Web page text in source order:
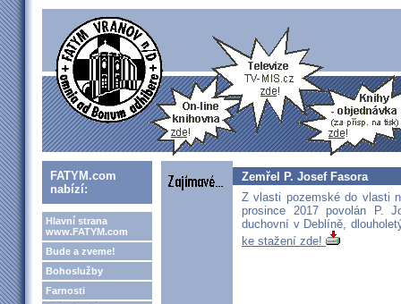
FATYM.com
nabízí:
Hlavní strana
www.FATYM.com
Bude a zveme!
Bohoslužby
Farnosti
Zemřel P. Josef Fasora
Z vlasti pozemské do vlasti
prosince 2017 povolán P.
duchovní v Deblíně,
ke stažení zde!